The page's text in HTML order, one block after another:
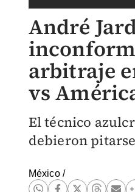
André
arbitraje
vs
El técnico
debieron
México/